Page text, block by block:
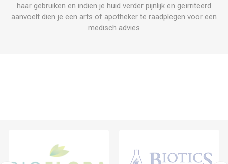
haar gebruiken en indien je huid verder pijnlijk en geïrriteerd
aanvoelt dien je een arts of apotheker te raadplegen voor een
medisch advies